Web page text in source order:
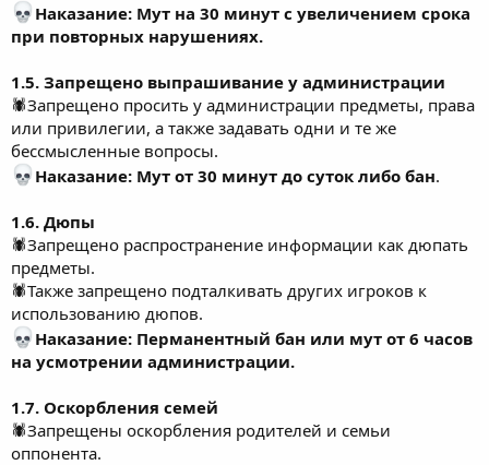
Наказание: Мут на 30 минут с увеличением срока
при повторных нарушениях.
1.5. Запрещено выпрашивание у администрации
🕷Запрещено просить у администрации предметы, права
или привилегии, а также задавать одни и те же
бессмысленные вопросы.
Наказание: Мут от 30 минут до суток либо бан.
1.6. Дюпы
🕷Запрещено распространение информации как дюпать
предметы.
🕷Также запрещено подталкивать других игроков к
использованию дюпов.
Наказание: Перманентный бан или мут от 6 часов
на усмотрении администрации.
1.7. Оскорбления семей
🕷Запрещены оскорбления родителей и семьи
оппонента.